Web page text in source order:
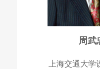
周武
上海交通大学